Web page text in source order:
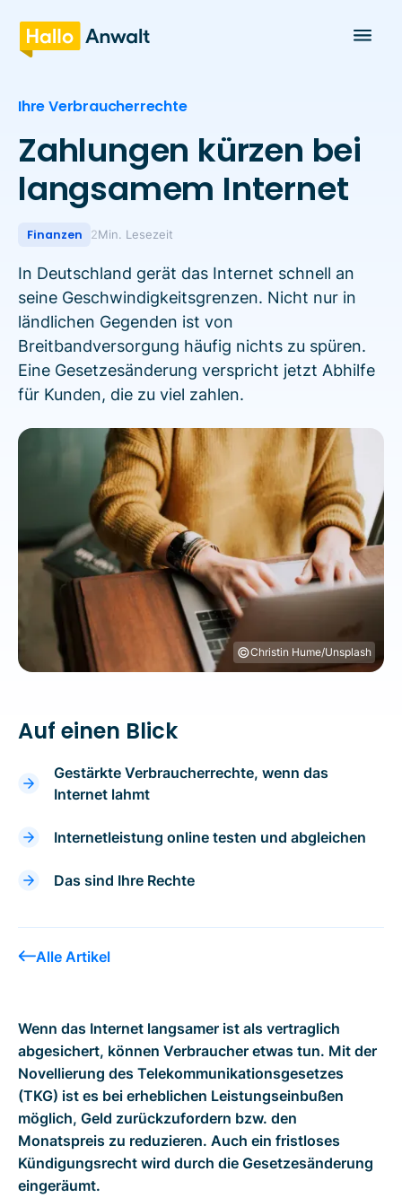
Ihre Verbraucherrechte
Zahlungen kürzen bei
langsamem Internet
Finanzen 2Min. Lesezeit
In Deutschland gerät das Internet schnell an
seine Geschwindigkeitsgrenzen. Nicht nur in
ländlichen Gegenden ist von
Breitbandversorgung häufig nichts zu spüren.
Eine Gesetzesänderung verspricht jetzt Abhilfe
für Kunden, die zu viel zahlen.
©Christin Hume/Unsplash
Auf einen Blick
Gestärkte Verbraucherrechte, wenn das
Internet lahmt
Internetleistung online testen und abgleichen
Das sind Ihre Rechte
Alle Artikel
Wenn das Internet langsamer ist als vertraglich
abgesichert, können Verbraucher etwas tun. Mit der
Novellierung des Telekommunikationsgesetzes
(TKG) ist es bei erheblichen Leistungseinbußen
möglich, Geld zurückzufordern bzw. den
Monatspreis zu reduzieren. Auch ein fristloses
Kündigungsrecht wird durch die Gesetzesänderung
eingeräumt.